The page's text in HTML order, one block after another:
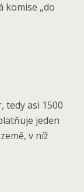
komise „do
tedy asi 1500
jeden
v níž